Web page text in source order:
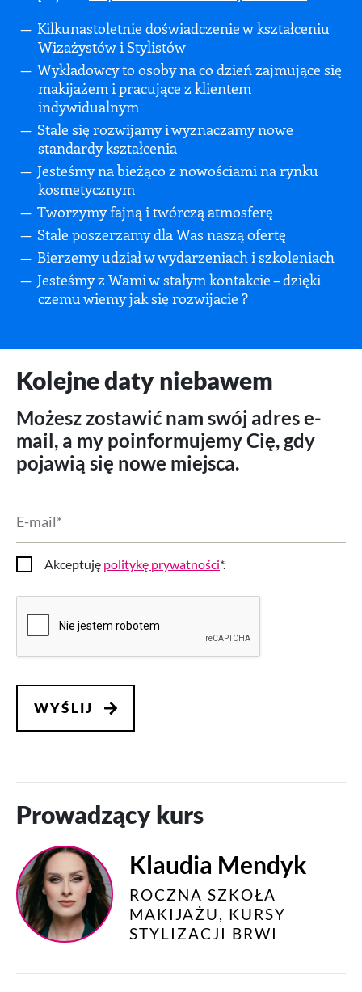
Kilkunastoletnie doświadczenie w kształceniu
Wizażystów i Stylistów
Wykładowcy to osoby na co dzień zajmujące się
makijażem i pracujące z klientem
indywidualnym
Stale się rozwijamy i wyznaczamy nowe
standardy kształcenia
Jesteśmy na bieżąco z nowościami na rynku
kosmetycznym
Tworzymy fajną i twórczą atmosferę
Stale poszerzamy dla Was naszą ofertę
Bierzemy udział w wydarzeniach i szkoleniach
Jesteśmy z Wami w stałym kontakcie – dzięki
czemu wiemy jak się rozwijacie ?
Kolejne daty niebawem
Możesz zostawić nam swój adres e-
mail, a my poinformujemy Cię, gdy
pojawią się nowe miejsca.
E-
mail *
ZgodaAkceptuję politykę prywatności*.
CAPTCHA
Prowadzący kurs
Klaudia Mendyk
ROCZNA SZKOŁA
MAKIJAŻU, KURSY
STYLIZACJI BRWI